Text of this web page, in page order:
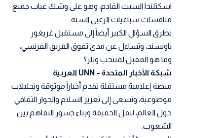
اسكتلندا السبت القادم، وهو على وشك غياب جميع
منافسات سباعيات الرغبي الستة.
تطرق السؤال الكبير أيضاً إلى مستقبل غريغور
تاونسند، وتساءل عن مدى تفوق الفريق الفرنسي،
وما هو المقبل لمنتخب ويلز؟
شبكة الأخبار المتحدة – UNN العربية
منصة إعلامية مستقلة تقدم أخباراً موثوقة وتحليلات
موضوعية، وتسعى إلى تعزيز السلام والحوار الثقافي
حول العالم، لنقل الحقيقة وبناء جسور التفاهم بين
الشعوب.